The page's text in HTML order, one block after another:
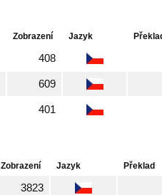
Zobrazení Jazyk
408
609
401
Zobrazení Jazyk Překlad
3823